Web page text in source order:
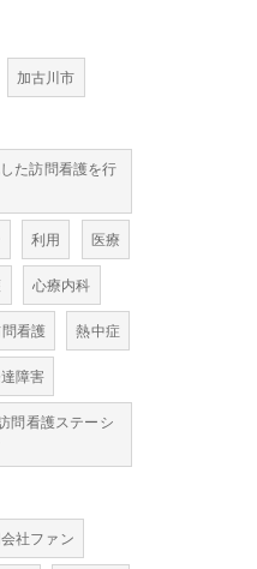
加古川市
た訪問看護を行
利用 医療
心療内科
看護 熱中症
障害
問看護ステーシ
社ファン